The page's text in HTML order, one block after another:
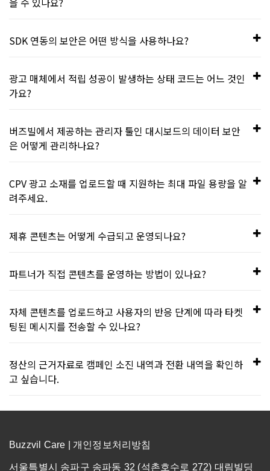
테스트 과정에서 발생한 매출은 정산하지 않습니다.
SDK 연동의 보안은 어떤 방식을 사용하나요?
기본적으로 HTTPS를 이용한 보안을 제공하며, 퍼블리셔의 요
청에 따라 AES 암호화 방식을 제공합니다.
광고 매체에서 적립 성공이 발생하는 상태 코드는 어느 것인
가요?
Status Code 200이 발생하면 포인트 적립을 성공한 상태입니
다. 그 외 응답코드를 받은 경우 최대 5번까지 재시도하며, 처음
버즈빌에서 제공하는 관리자 툴인 대시보드의 데이터 보안
은 어떻게 관리하나요?
버즈빌은 한국인터넷진행원(KISA)에서 진행하는 ISMS 인증을
획득했으며, 안전한 정보보호관리체계를 구축했음을 확인받았
CPV 광고 소재를 업로드할 때 지원하는 최대 파일 용량을 알
려주세요.
최대 100MB를 지원합니다. BAB(BuzzAd Benefit) 및
제휴 콘텐츠는 어떻게 수급되고 운영되나요?
Content Provider(CP)와의 제휴를 통해 수급하고 있으며, 버
파트너가 직접 콘텐츠를 운영하는 방법이 있나요?
버즈빌이 제공하는 대시보드에 등록하여 운영하거나 버즈빌 광
고 플랫폼과 API로 연동하여 앱 내부의 콘텐츠를 잠금하면에 자
자체 콘텐츠를 업로드하고 사용자의 반응 단계에 따라 타켓
팅된 메시지를 전송할 수 있나요?
현재 대시보드에서 지원하지 않는 기능입니다.
정산의 근거자료로 캠페인 소진 내역과 전환 내역을 확인하
고 싶습니다.
버즈빌에서는 광고 캠페인 소진 내역과 전환 내역을 제공하지
다.
Buzzvil Care | 개인정보처리방침
서울특별시 송파구 송파동 32 (석촌호수로 272) 대림빌딩